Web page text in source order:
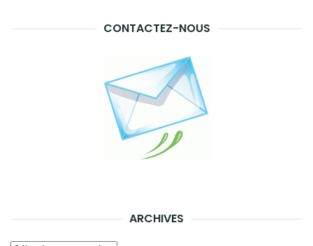
CONTACTEZ-NOUS
ARCHIVES